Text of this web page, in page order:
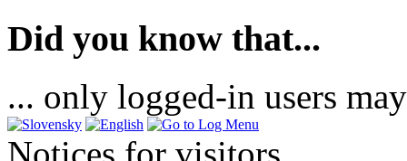
Did you know that...
... only logged-in users